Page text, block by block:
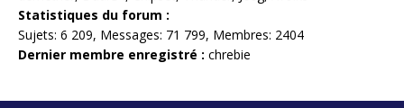
Statistiques du forum :
Sujets: 6 209, Messages: 71 799, Membres: 2404
Dernier membre enregistré : chrebie